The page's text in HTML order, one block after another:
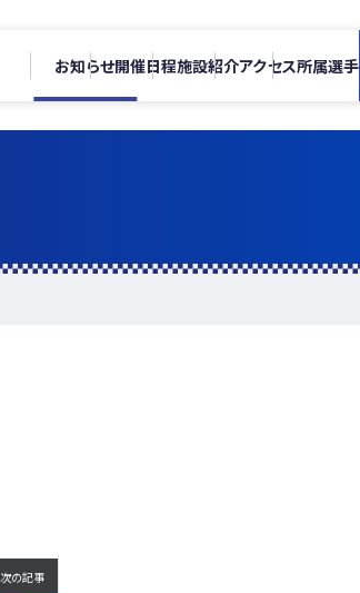
お知らせ開催日程施設紹介アクセス所属選手
次の記事